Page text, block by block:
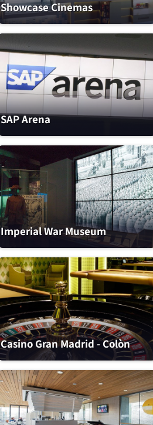
Showcase Cinemas
SAP Arena
Imperial War Museum
Casino Gran Madrid - Colòn